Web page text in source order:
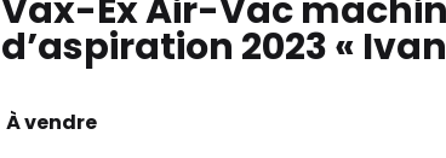
Vax-Ex Air-Vac
d’aspiration 2023 «
À vendre